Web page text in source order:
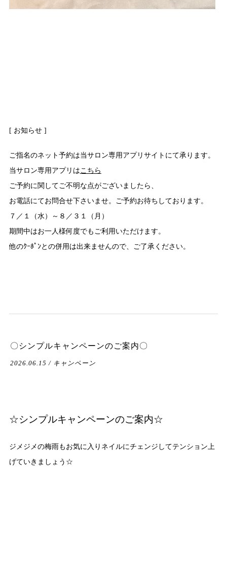
[ お知らせ ]
ご指名のネット予約は当サロン専用アプリサイトにて承ります。
当サロン専用アプリはこちら
ご予約に関してご不明な点がございましたら、
お電話にてお問合せ下さいませ。ご予約お待ちしております。
７／１（水）～８／３１（月）
期間中はお一人様何度でもご利用いただけます。
他のｸｰﾎﾟﾝとの併用は出来ませんので、ご了承ください。
〇シンプルキャンペーンのご案内〇
2026.06.15 / キャンペーン
☆シンプルキャンペーンのご案内☆
ジメジメの梅雨もお気に入りネイルにチェンジしてテンション上
げていきましょう☆